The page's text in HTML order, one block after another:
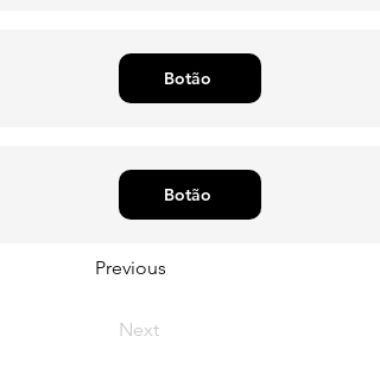
Botão
Botão
Previous
Next